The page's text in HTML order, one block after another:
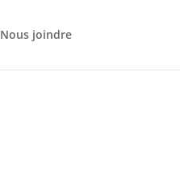
Nous joindre